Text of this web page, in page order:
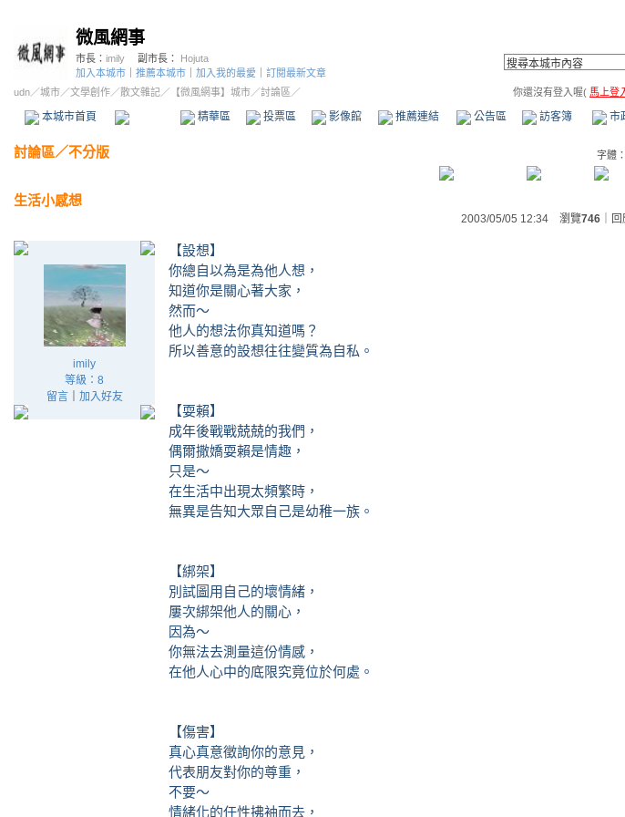
微風網事
市長： imily 副市長：
Hojuta
加入本城市
推薦本城市 加入我的最愛
訂閱最新文章
udn／城市／文學創作／散文雜記／ 【微風網事】城市／討論區／ 你還沒有登入喔( 馬上登
本城市首頁 精華區 投票區 影像館 推薦連結 公告區 訪客簿 市
討論區／不分版 字體：
生活小感想
2003/05/05 12:34 瀏覽746 ｜
imily
等級：8
留言｜ 加入好友
【設想】
你總自以為是為他人想，
知道你是關心著大家，
然而～
他人的想法你真知道嗎？
所以善意的設想往往變質為自私。
【耍賴】
成年後戰戰兢兢的我們，
偶爾撒嬌耍賴是情趣，
只是～
在生活中出現太頻繁時，
無異是告知大眾自己是幼稚一族。
【綁架】
別試圖用自己的壞情緒，
屢次綁架他人的關心，
因為～
你無法去測量這份情感，
在他人心中的底限究竟位於何處。
【傷害】
真心真意徵詢你的意見，
代表朋友對你的尊重，
不要～
情緒化的任性拂袖而去，